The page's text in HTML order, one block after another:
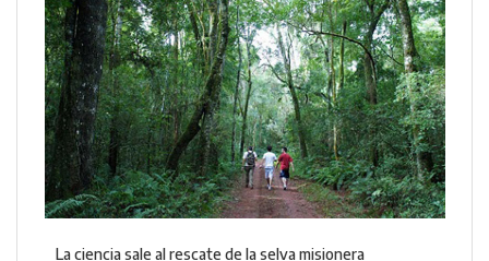
La ciencia sale al rescate de la selva misionera